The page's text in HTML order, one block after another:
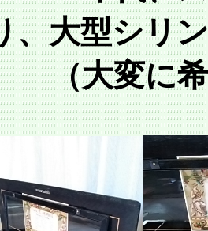
、大型シリ
（大変に